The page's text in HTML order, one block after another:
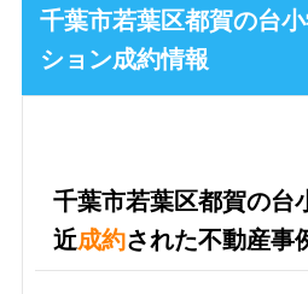
千葉市若葉区都賀の台
ション成約情報
千葉市若葉区都賀の台
近成約された不動産事